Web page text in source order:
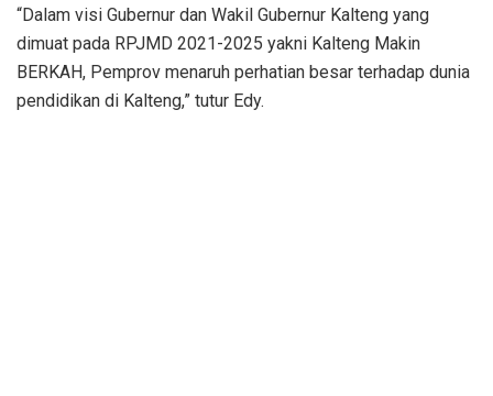
“Dalam visi Gubernur dan Wakil Gubernur Kalteng yang
dimuat pada RPJMD 2021-2025 yakni Kalteng Makin
BERKAH, Pemprov menaruh perhatian besar terhadap dunia
pendidikan di Kalteng,” tutur Edy.